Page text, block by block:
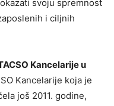
svoju spremnost
i ciljnih
Kancelarije u
Kancelarije koja je
još 2011. godine,